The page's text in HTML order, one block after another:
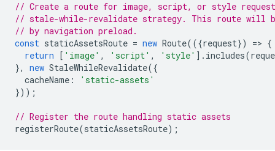
// Create a route for image, script, or style
// stale-while-revalidate strategy. This route will
// by navigation preload.
const staticAssetsRoute = new Route(({request}) => {
return
[ 'image' , 'script' , 'style' ]. includes(
},
new StaleWhileRevalidate({
cacheName :
'static-assets'
}));
// Register the route handling static assets
registerRoute(staticAssetsRoute);